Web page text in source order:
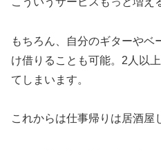
もちろん、自分のギターや
け借りることも可能。2人以
てしまいます。
これからは仕事帰りは居酒屋